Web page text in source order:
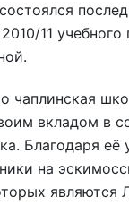
11 учебного
чаплинская
вкладом в
Благодаря её
на
являются